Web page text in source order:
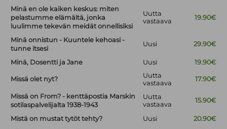
Minä en ole kaiken keskus: miten
pelastumme elämältä, jonka
luulimme tekevän meidät onnellisiksi
Uutta
vastaava
19.90€
Minä onnistun - Kuuntele kehoasi -
tunne itsesi
Uusi 29.90€
Minä, Dosentti ja Jane Uusi 19.90€
Missä olet nyt?
Uutta
vastaava
17.90€
Missä on From? - kenttäpostia Marskin
sotilaspalvelijalta 1938-1943
Uutta
vastaava
15.90€
Mistä on mustat tytöt tehty? Uusi
20.90€